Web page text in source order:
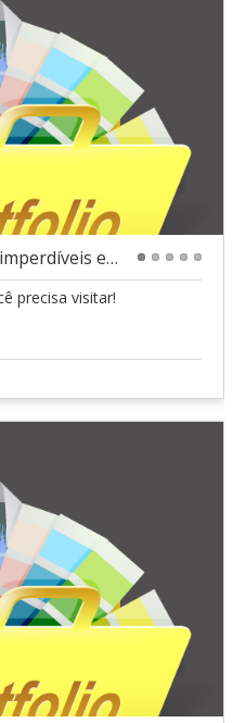
Design | Top 3 lugares imperdíveis em Serra Gra
precisa visitar!